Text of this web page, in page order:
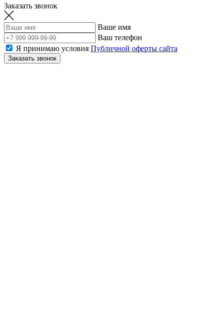
Заказать звонок
Ваше имя
Ваш телефон
Я принимаю условия Публичной оферты сайта
Заказать звонок